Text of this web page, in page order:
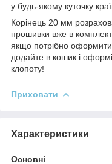
у будь-якому куточку
Корінець 20 мм
прошивки вже в
якщо потрібно
додайте в кошик і
клопоту!
Приховати
Характеристики
Основні